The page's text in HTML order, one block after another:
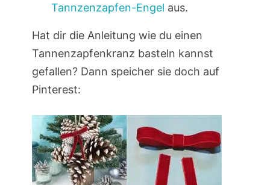
Tannzenzapfen-Engel aus.
Hat dir die Anleitung wie du einen
Tannenzapfenkranz basteln kannst
gefallen? Dann speicher sie doch auf
Pinterest: